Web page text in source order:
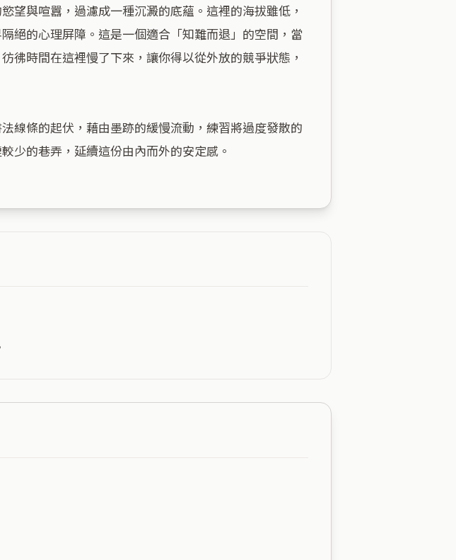
望與喧囂，過濾成一種沉澱的底蘊。這裡的海拔雖低，
絕的心理屏障。這是一個適合「知難而退」的空間，當
彿時間在這裡慢了下來，讓你得以從外放的競爭狀態，
線條的起伏，藉由墨跡的緩慢流動，練習將過度發散的
少的巷弄，延續這份由內而外的安定感。